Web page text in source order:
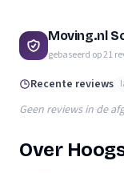
Moving.nl
gebaseerd op21
Recente reviews
Geen reviews in de
Over